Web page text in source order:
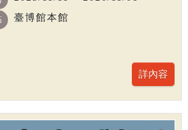
臺博館本館